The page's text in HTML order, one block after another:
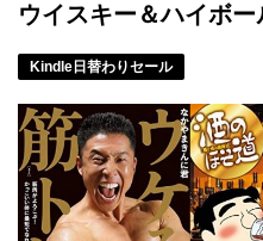
ウイスキー＆ハイボ
Kindle日替わりセール